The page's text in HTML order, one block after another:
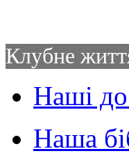
Клубне
Наші
Наша